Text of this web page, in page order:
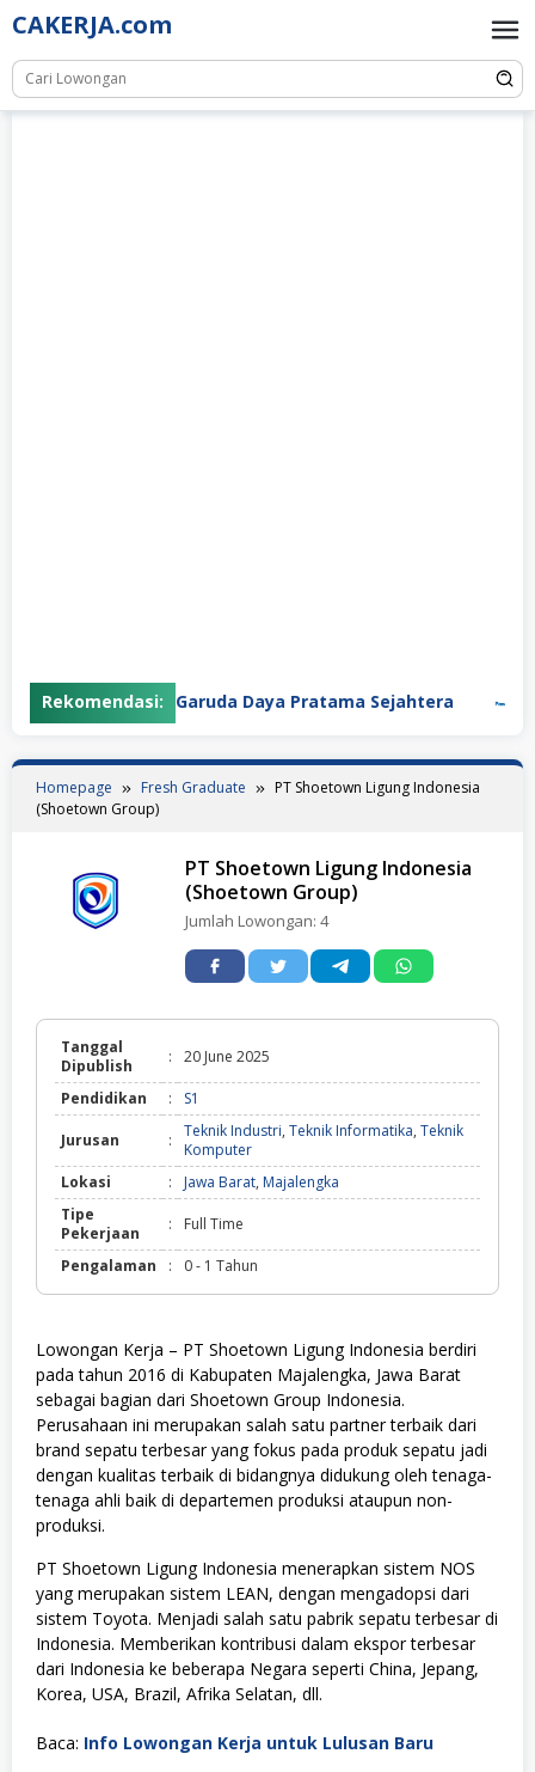
Skip
to
content
CAKERJA.com
Rekomendasi:PT Garuda Daya Pratama Sejahtera PT
Homepage Fresh Graduate
PT Shoetown Ligung Indonesia
(Shoetown Group)
PT Shoetown Ligung Indonesia
(Shoetown Group)
Jumlah Lowongan: 4
Tanggal
Dipublish
: 20 June 2025
Pendidikan : S1
Jurusan : Teknik Industri, Teknik Informatika, Teknik
Komputer
Lokasi
: Jawa Barat, Majalengka
Tipe
Pekerjaan
: Full Time
Pengalaman : 0 - 1 Tahun
Lowongan Kerja – PT Shoetown Ligung Indonesia berdiri
pada tahun 2016 di Kabupaten Majalengka, Jawa Barat
sebagai bagian dari Shoetown Group Indonesia.
Perusahaan ini merupakan salah satu partner terbaik dari
brand sepatu terbesar yang fokus pada produk sepatu jadi
dengan kualitas terbaik di bidangnya didukung oleh tenaga-
tenaga ahli baik di departemen produksi ataupun non-
produksi.
PT Shoetown Ligung Indonesia menerapkan sistem NOS
yang merupakan sistem LEAN, dengan mengadopsi dari
sistem Toyota. Menjadi salah satu pabrik sepatu terbesar di
Indonesia. Memberikan kontribusi dalam ekspor terbesar
dari Indonesia ke beberapa Negara seperti China, Jepang,
Korea, USA, Brazil, Afrika Selatan, dll.
Baca: Info Lowongan Kerja untuk Lulusan Baru